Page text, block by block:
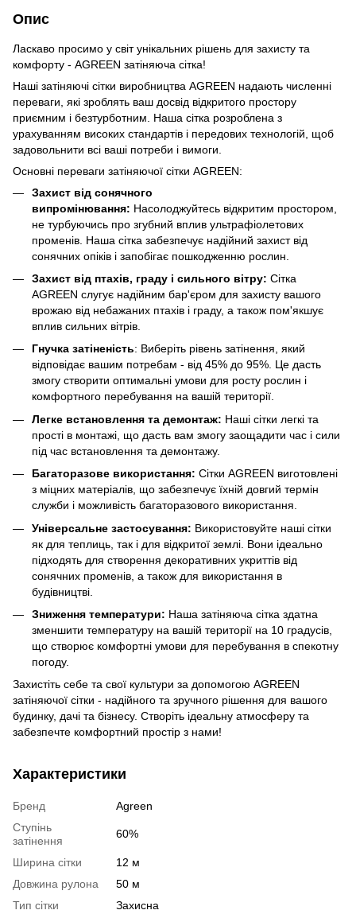
Опис
Ласкаво просимо у світ унікальних рішень для захисту та
комфорту - AGREEN затіняюча сітка!
Наші затіняючі сітки виробництва AGREEN надають численні
переваги, які зроблять ваш досвід відкритого простору
приємним і безтурботним. Наша сітка розроблена з
урахуванням високих стандартів і передових технологій, щоб
задовольнити всі ваші потреби і вимоги.
Основні переваги затіняючої сітки AGREEN:
Захист від сонячного
випромінювання: Насолоджуйтесь відкритим простором,
не турбуючись про згубний вплив ультрафіолетових
променів. Наша сітка забезпечує надійний захист від
сонячних опіків і запобігає пошкодженню рослин.
Захист від птахів, граду і сильного вітру: Сітка
AGREEN слугує надійним бар'єром для захисту вашого
врожаю від небажаних птахів і граду, а також пом'якшує
вплив сильних вітрів.
Гнучка затіненість: Виберіть рівень затінення, який
відповідає вашим потребам - від 45% до 95%. Це дасть
змогу створити оптимальні умови для росту рослин і
комфортного перебування на вашій території.
Легке встановлення та демонтаж: Наші сітки легкі та
прості в монтажі, що дасть вам змогу заощадити час і сили
під час встановлення та демонтажу.
Багаторазове використання: Сітки AGREEN виготовлені
з міцних матеріалів, що забезпечує їхній довгий термін
служби і можливість багаторазового використання.
Універсальне застосування: Використовуйте наші сітки
як для теплиць, так і для відкритої землі. Вони ідеально
підходять для створення декоративних укриттів від
сонячних променів, а також для використання в
будівництві.
Зниження температури: Наша затіняюча сітка здатна
зменшити температуру на вашій території на 10 градусів,
що створює комфортні умови для перебування в спекотну
погоду.
Захистіть себе та свої культури за допомогою AGREEN
затіняючої сітки - надійного та зручного рішення для вашого
будинку, дачі та бізнесу. Створіть ідеальну атмосферу та
забезпечте комфортний простір з нами!
Характеристики
Бренд
Agreen
Ступінь
затінення
60%
Ширина сітки
12 м
Довжина рулона
50 м
Тип сітки
Захисна